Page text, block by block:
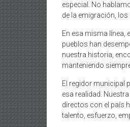
especial. No
de la emigración,
En esa misma línea,
pueblos han
nuestra historia,
manteniendo
El regidor municipal
esa realidad.
directos con el país
talento, esfuerzo,